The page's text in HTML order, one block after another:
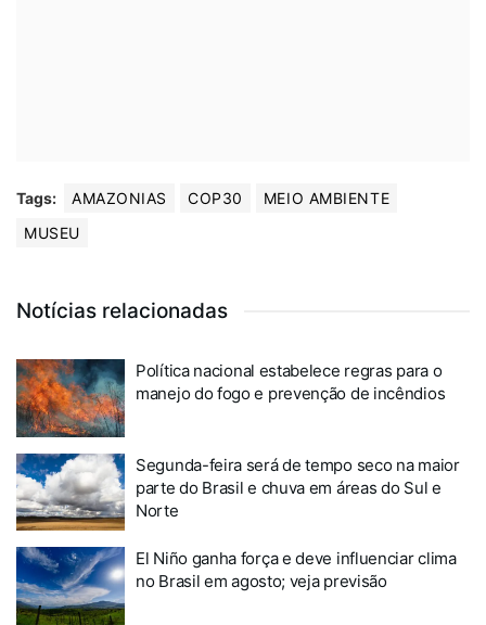
Tags: AMAZONIAS COP30
MEIO AMBIENTE
MUSEU
Notícias relacionadas
Política nacional estabelece regras para o
manejo do fogo e prevenção de incêndios
Segunda-feira será de tempo seco na maior
parte do Brasil e chuva em áreas do Sul e
Norte
El Niño ganha força e deve influenciar clima
no Brasil em agosto; veja previsão